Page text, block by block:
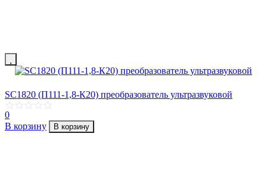
SC1820 (П111-1,8-К20) преобразователь ультразвуковой
0
В корзину
В корзину